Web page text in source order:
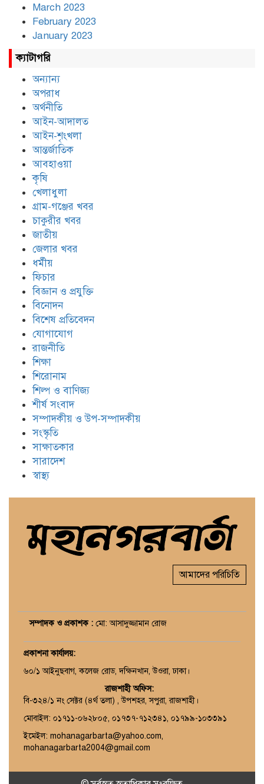
March 2023
February 2023
January 2023
ক্যাটাগরি
অন্যান্য
অপরাধ
অর্থনীতি
আইন-আদালত
আইন-শৃংখলা
আন্তর্জাতিক
আবহাওয়া
কৃষি
খেলাধুলা
গ্রাম-গঞ্জের খবর
চাকুরীর খবর
জাতীয়
জেলার খবর
ধর্মীয়
ফিচার
বিজ্ঞান ও প্রযুক্তি
বিনোদন
বিশেষ প্রতিবেদন
যোগাযোগ
রাজনীতি
শিক্ষা
শিরোনাম
শিল্প ও বাণিজ্য
শীর্ষ সংবাদ
সম্পাদকীয় ও উপ-সম্পাদকীয়
সংস্কৃতি
সাক্ষাতকার
সারাদেশ
স্বাস্থ্য
আমাদের পরিচিতি
সম্পাদক ও প্রকাশক : মো: আসাদুজ্জামান রোজ
প্রকাশনা কার্যালয়:
৬০/১ আইনুছবাগ, কলেজ রোড, দক্ষিনখান, উওরা, ঢাকা।
রাজশাহী অফিস:
বি-৩২৪/১ নং সেক্টর (৪র্থ তলা) , উপশহর, সপুরা, রাজশাহী।
মোবাইল: ০১৭১১-০৬২৮০৫, ০১৭৩৭-৭১২৩৪১, ০১৭৯৯-১০৩৩৯১
ইমেইল: mohanagarbarta@yahoo.com,
mohanagarbarta2004@gmail.com